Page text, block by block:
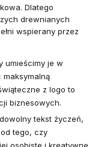
Dlatego
drewnianych
wspierany przez
umieścimy je w
z logo to
biznesowych.
tekst życzeń,
tego, czy